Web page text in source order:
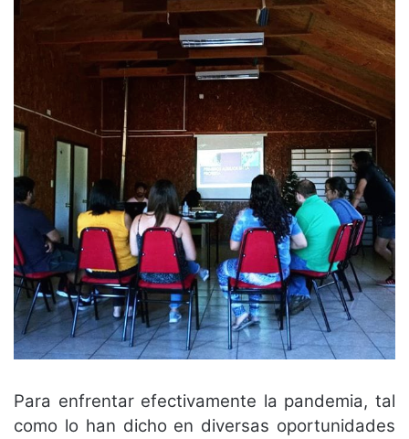
Para enfrentar efectivamente la pandemia, tal
como lo han dicho en diversas oportunidades